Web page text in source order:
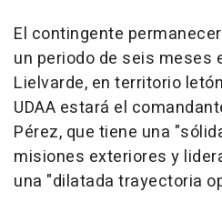
El contingente
un periodo de seis meses
Lielvarde, en territorio
UDAA estará el
Pérez, que tiene una
misiones exteriores y
una "dilatada trayectoria